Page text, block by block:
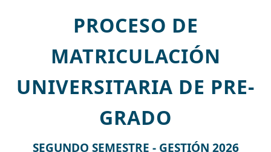
PROCESO DE
MATRICULACIÓN
UNIVERSITARIA DE PRE-
GRADO
SEGUNDO SEMESTRE - GESTIÓN 2026